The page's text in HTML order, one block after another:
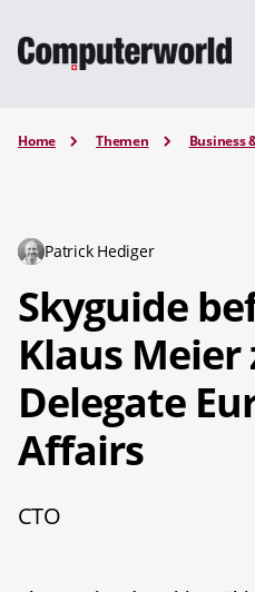
Home Themen Business
Patrick Hediger
Skyguide
Klaus Meier
Delegate
Affairs
CTO